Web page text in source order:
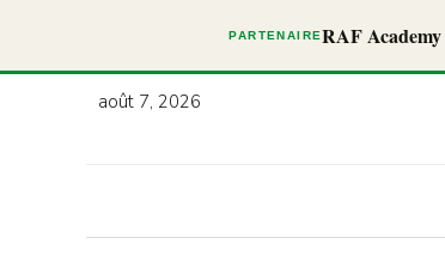
PARTENAIRERAF Academy
août 7, 2026